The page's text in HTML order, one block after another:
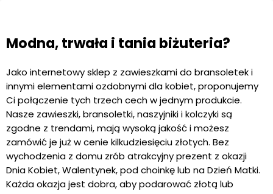
Modna, trwała i tania biżuteria?
Jako internetowy sklep z zawieszkami do bransoletek i
innymi elementami ozdobnymi dla kobiet, proponujemy
Ci połączenie tych trzech cech w jednym produkcie.
Nasze zawieszki, bransoletki, naszyjniki i kolczyki są
zgodne z trendami, mają wysoką jakość i możesz
zamówić je już w cenie kilkudziesięciu złotych. Bez
wychodzenia z domu zrób atrakcyjny prezent z okazji
Dnia Kobiet, Walentynek, pod choinkę lub na Dzień Matki.
Każda okazja jest dobra, aby podarować złotą lub